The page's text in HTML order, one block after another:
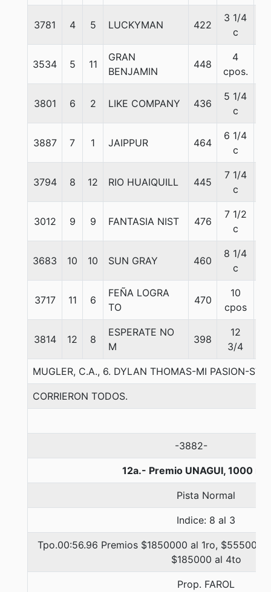
3781 4 5 LUCKYMAN 422
3 1/4
c
3534 5 11
GRAN
BENJAMIN
448
4
cpos.
3801 6 2 LIKE COMPANY 436
5 1/4
c
3887 7 1 JAIPPUR 464
6 1/4
c
3794 8 12 RIO HUAIQUILL 445
7 1/4
c
3012 9 9 FANTASIA NIST 476
7 1/2
c
3683 10 10 SUN GRAY 460
8 1/4
c
3717 11 6
FEÑA LOGRA
TO
470
10
cpos
3814 12 8
ESPERATE NO
M
398
12
3/4
MUGLER, C.A., 6. DYLAN THOMAS-MI PASION-
CORRIERON TODOS.
-3882-
12a.- Premio UNAGUI, 1000
Pista Normal
Indice: 8 al 3
Tpo.00:56.96 Premios $1850000 al 1ro, $555000
$185000 al 4to
Prop. FAROL